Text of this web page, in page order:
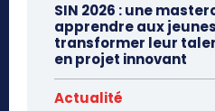
SIN 2026 : une
apprendre aux
transformer leur
en projet innovant
Actualité